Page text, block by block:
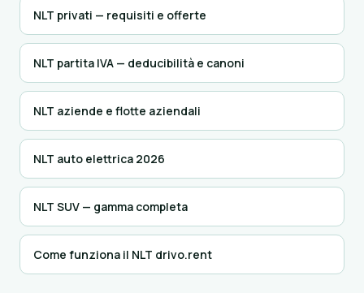
NLT privati — requisiti e offerte
NLT partita IVA — deducibilità e canoni
NLT aziende e flotte aziendali
NLT auto elettrica 2026
NLT SUV — gamma completa
Come funziona il NLT drivo.rent